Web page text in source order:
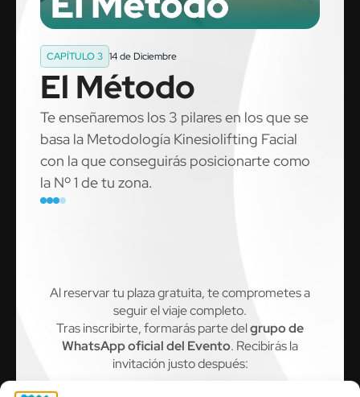
CAPÍTULO 3 14 de Diciembre
El Método
Te enseñaremos los 3 pilares en los que se
basa la Metodología Kinesiolifting Facial
con la que conseguirás posicionarte como
la Nº 1 de tu zona.
Al reservar tu plaza gratuita, te comprometes a
seguir el viaje completo.
Tras inscribirte, formarás parte delgrupo de
WhatsApp oficial del Evento. Recibirás la
invitación justo después: